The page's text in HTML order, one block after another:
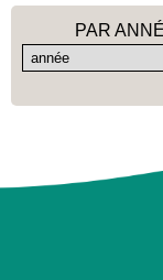
PAR